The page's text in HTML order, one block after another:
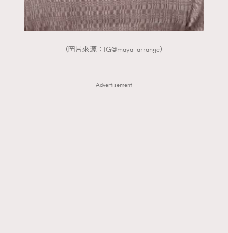
（圖片來源：IG@maya_arrange）
Advertisement